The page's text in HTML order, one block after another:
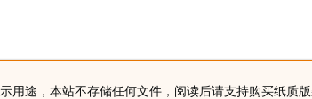
用途，本站不存储任何文件，阅读后请支持购买纸质版